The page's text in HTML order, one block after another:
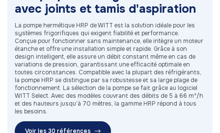
avec joints et tamis d'aspiration
La pompe hermétique HRP de WITT est la solution idéale pour les
systèmes frigorifiques qui exigent fiabilité et performance.
Conçue pour fonctionner sans maintenance, elle intègre un moteur
étanche et offre une installation simple et rapide. Grâce à son
design intelligent, elle assure un débit constant même en cas de
variations de pression, garantissant une efficacité optimale en
toutes circonstances. Compatible avec la plupart des réfrigérants,
la pompe HRP se distingue par sa robustesse et sa large plage de
fonctionnement. La sélection de la pompe se fait grâce au logiciel
WITT Select. Avec des modèles couvrant des débits de 5 à 66 m³/h
et des hauteurs jusqu’à 70 mètres, la gamme HRP répond à tous
les besoins.
Voir les 30 références